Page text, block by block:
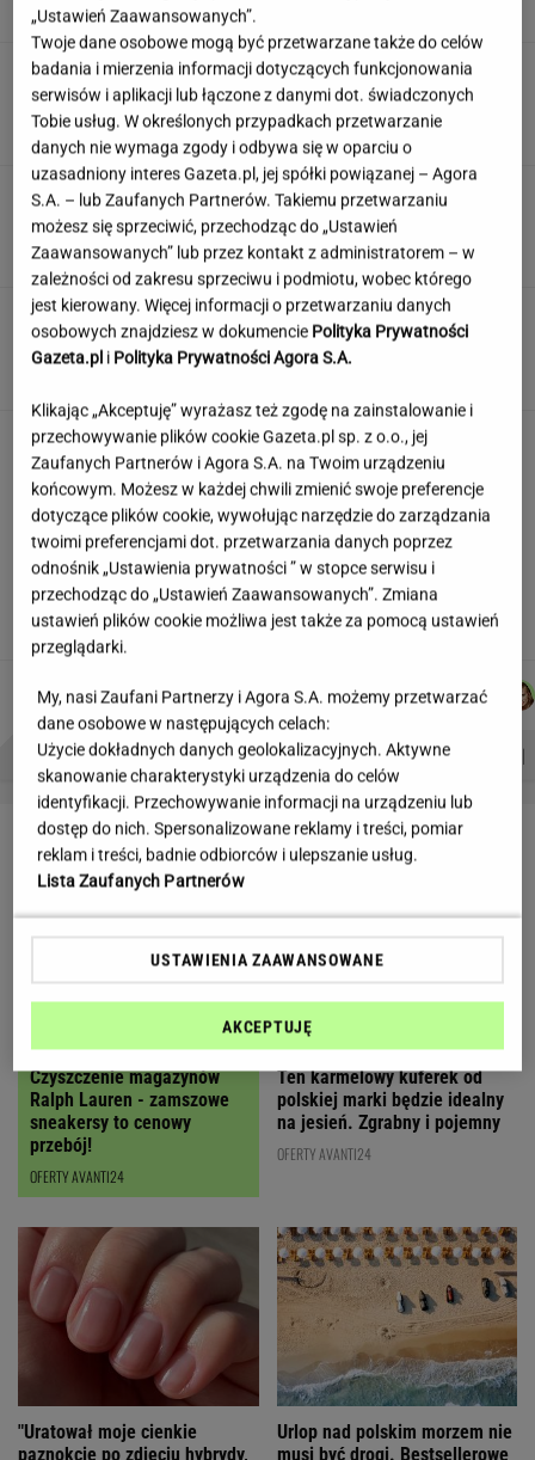
MARCIN WOLNIAK
Nowe informacje o mężczyźnie spod Śnieżki.
To Polak
Quiz tylko dla orłów? 90% z was nie zgarnie
maksa w Szybkiej Piątce
Jedno przekonanie może utrudniać życie
osobom z astygmatyzmem. Zwłaszcza latem
MATERIAŁ PROMOCYJNY
Partnerka Litewki po jego
śmierci: Niektórzy zlecieli się jak sępy
SUBSKRYPCJA
Wzięli pod lupę wielką reformę Muska. Gdzie
się podziały miliardy oszczędności?
MARIA KORCZ
Autorzy:
MICHAŁ
KIEDROWSKI
WIKTORIA
BECZEK
MARTA
KORYCKA
CHOJNACKA
PROBLEMY POLSKICH SIATKARZY ZNAK Z '30' WISŁAWA SZYMBORSKA
LETNIE OKAZJE
Czyszczenie magazynów
Ralph Lauren - zamszowe
sneakersy to cenowy
przebój!
OFERTY AVANTI24
Ten karmelowy kuferek od
polskiej marki będzie idealny
na jesień. Zgrabny i pojemny
OFERTY AVANTI24
"Uratował moje cienkie
paznokcie po zdjęciu hybrydy,
Urlop nad polskim morzem nie
musi być drogi. Bestsellerowe
„Ustawień Zaawansowanych”.
Twoje dane osobowe mogą być przetwarzane także do celów
badania i mierzenia informacji dotyczących funkcjonowania
serwisów i aplikacji lub łączone z danymi dot. świadczonych
Tobie usług. W określonych przypadkach przetwarzanie
danych nie wymaga zgody i odbywa się w oparciu o
uzasadniony interes Gazeta.pl, jej spółki powiązanej – Agora
S.A. – lub Zaufanych Partnerów. Takiemu przetwarzaniu
możesz się sprzeciwić, przechodząc do „Ustawień
Zaawansowanych” lub przez kontakt z administratorem – w
zależności od zakresu sprzeciwu i podmiotu, wobec którego
jest kierowany. Więcej informacji o przetwarzaniu danych
osobowych znajdziesz w dokumencie Polityka Prywatności
Gazeta.pl i Polityka Prywatności Agora S.A.
Klikając „Akceptuję” wyrażasz też zgodę na zainstalowanie i
przechowywanie plików cookie Gazeta.pl sp. z o.o., jej
Zaufanych Partnerów i Agora S.A. na Twoim urządzeniu
końcowym. Możesz w każdej chwili zmienić swoje preferencje
dotyczące plików cookie, wywołując narzędzie do zarządzania
twoimi preferencjami dot. przetwarzania danych poprzez
odnośnik „Ustawienia prywatności ” w stopce serwisu i
przechodząc do „Ustawień Zaawansowanych”. Zmiana
ustawień plików cookie możliwa jest także za pomocą ustawień
przeglądarki.
My, nasi Zaufani Partnerzy i Agora S.A. możemy przetwarzać
dane osobowe w następujących celach:
Użycie dokładnych danych geolokalizacyjnych. Aktywne
skanowanie charakterystyki urządzenia do celów
identyfikacji. Przechowywanie informacji na urządzeniu lub
dostęp do nich. Spersonalizowane reklamy i treści, pomiar
reklam i treści, badnie odbiorców i ulepszanie usług.
Lista Zaufanych Partnerów
USTAWIENIA ZAAWANSOWANE
AKCEPTUJĘ